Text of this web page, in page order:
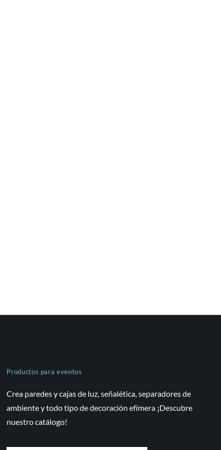
Productos para eventos
Crea paredes y cajas de luz, señalética, separadores de
ambiente y todo tipo de decoración efímera ¡Descubre
nuestro catálogo!